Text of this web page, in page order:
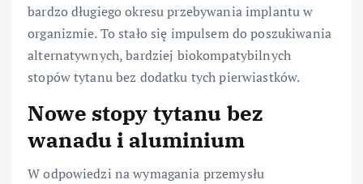
bardzo długiego okresu przebywania implantu w
organizmie. To stało się impulsem do poszukiwania
alternatywnych, bardziej biokompatybilnych
stopów tytanu bez dodatku tych pierwiastków.
Nowe stopy tytanu bez
wanadu i aluminium
W odpowiedzi na wymagania przemysłu